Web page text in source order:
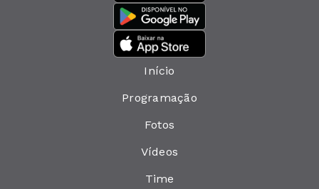
Início
Programação
Fotos
Vídeos
Time